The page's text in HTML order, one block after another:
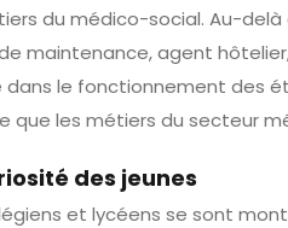
du médico-social. Au-
maintenance, agent
dans le fonctionnement des
que les métiers du secteur
des jeunes
et lycéens se sont